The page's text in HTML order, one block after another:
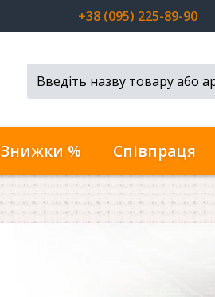
+38 (095) 225-89-90
Знижки % Співпраця